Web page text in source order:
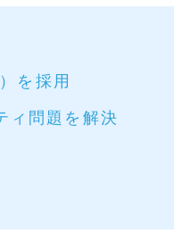
を採用
問題を解決